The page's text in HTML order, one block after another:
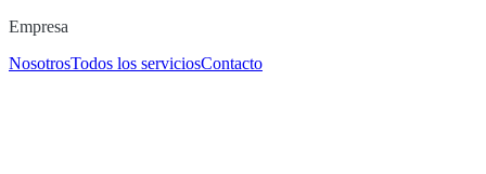
Empresa
NosotrosTodos los serviciosContacto